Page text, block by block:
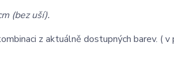
(bez uší).
z aktuálně dostupných barev. ( v